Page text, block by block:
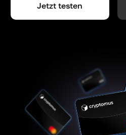
Jetzt testen